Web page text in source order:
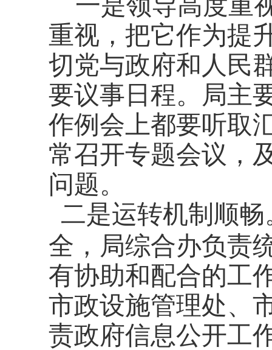
重视，把它作为提
切党与政府和人民
要议事日程。局主
作例会上都要听取
常召开专题会议，
问题。
二是运转机制顺
全，局综合办负责
有协助和配合的工
市政设施管理处、
责政府信息公开工